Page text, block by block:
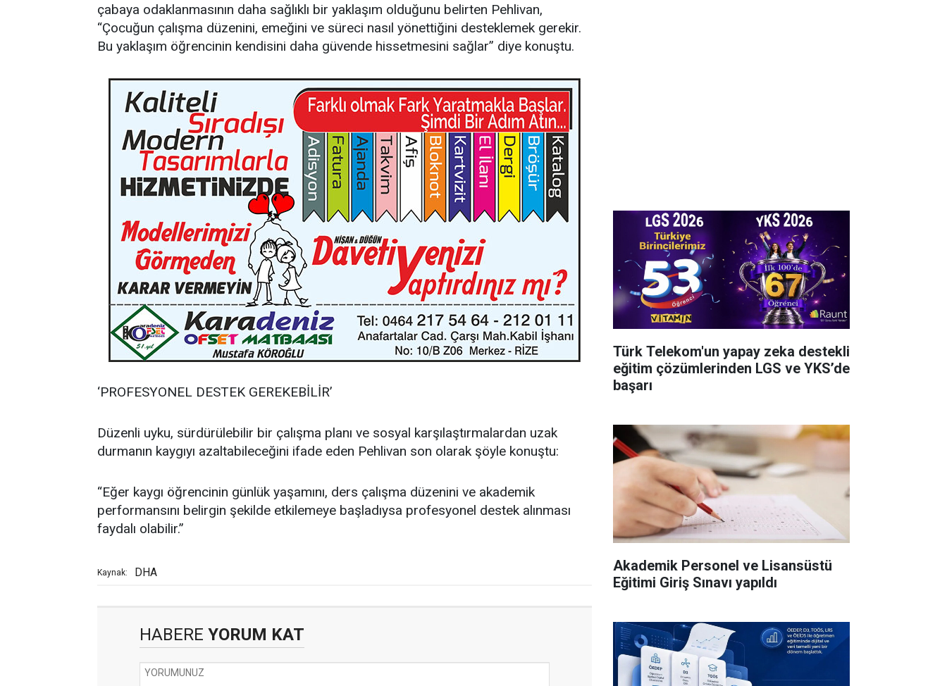
çabaya odaklanmasının daha sağlıklı bir yaklaşım olduğunu belirten Pehlivan,
“Çocuğun çalışma düzenini, emeğini ve süreci nasıl yönettiğini desteklemek gerekir.
Bu yaklaşım öğrencinin kendisini daha güvende hissetmesini sağlar” diye konuştu.
‘PROFESYONEL DESTEK GEREKEBİLİR’
Düzenli uyku, sürdürülebilir bir çalışma planı ve sosyal karşılaştırmalardan uzak
durmanın kaygıyı azaltabileceğini ifade eden Pehlivan son olarak şöyle konuştu:
“Eğer kaygı öğrencinin günlük yaşamını, ders çalışma düzenini ve akademik
performansını belirgin şekilde etkilemeye başladıysa profesyonel destek alınması
faydalı olabilir.”
Kaynak: DHA
HABERE YORUM KAT
Türk Telekom'un yapay zeka destekli
eğitim çözümlerinden LGS ve YKS’de
başarı
Akademik Personel ve Lisansüstü
Eğitimi Giriş Sınavı yapıldı